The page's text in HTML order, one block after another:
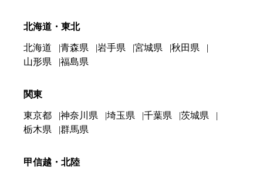
北海道・東北
北海道 青森県 岩手県 宮城県
秋田県
山形県
福島県
関東
東京都 神奈川県 埼玉県 千葉県
茨城県
栃木県
群馬県
甲信越・北陸